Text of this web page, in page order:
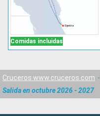
Comidas incluidas
Cruceros www.cruceros.com
Salida en octubre 2026 - 2027